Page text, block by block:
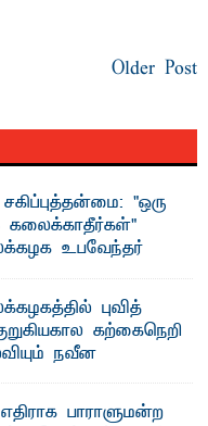
Older Post
"ஒரு
–
உபவேந்தர்
கனவு என்னால்
மாணவரும் ...
புவித்
கற்கைநெறி
நவீன
பாராளுமன்ற